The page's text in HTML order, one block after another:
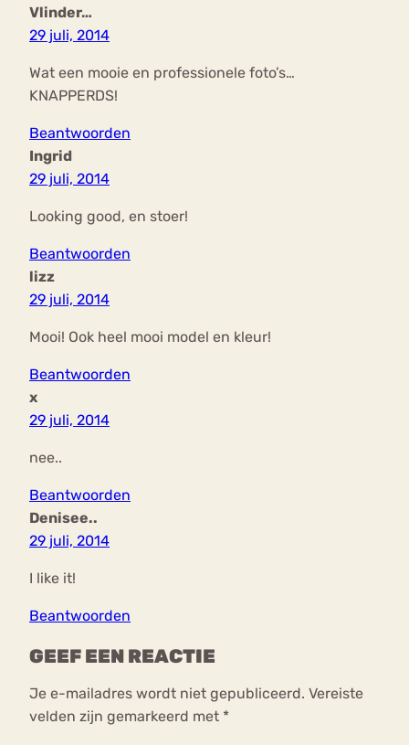
Vlinder…
29 juli, 2014
Wat een mooie en professionele foto’s…
KNAPPERDS!
Beantwoorden
Ingrid
29 juli, 2014
Looking good, en stoer!
Beantwoorden
lizz
29 juli, 2014
Mooi! Ook heel mooi model en kleur!
Beantwoorden
x
29 juli, 2014
nee..
Beantwoorden
Denisee..
29 juli, 2014
I like it!
Beantwoorden
GEEF EEN REACTIE
Je e-mailadres wordt niet gepubliceerd. Vereiste
velden zijn gemarkeerd met *